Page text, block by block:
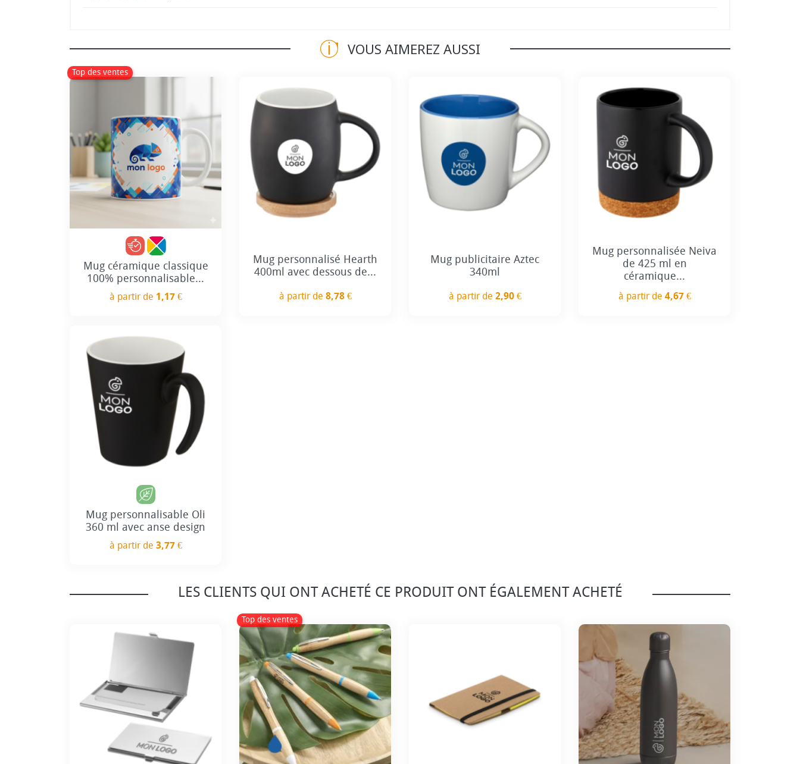
VOUS AIMEREZ AUSSI
Top des ventes
Mug céramique classique
100% personnalisable...
à partir de 1,17 €
Mug personnalisé Hearth
400ml avec dessous de...
à partir de 8,78 €
Mug publicitaire Aztec
340ml
à partir de 2,90 €
Mug personnalisée Neiva
de 425 ml en
céramique...
à partir de 4,67 €
Mug personnalisable Oli
360 ml avec anse design
à partir de 3,77 €
LES CLIENTS QUI ONT ACHETÉ CE PRODUIT ONT ÉGALEMENT ACHETÉ
Top des ventes